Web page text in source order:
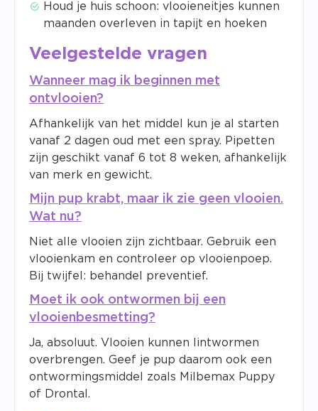
Houd je huis schoon: vlooieneitjes kunnen
maanden overleven in tapijt en hoeken
Veelgestelde vragen
Wanneer mag ik beginnen met
ontvlooien?
Afhankelijk van het middel kun je al starten
vanaf 2 dagen oud met een spray. Pipetten
zijn geschikt vanaf 6 tot 8 weken, afhankelijk
van merk en gewicht.
Mijn pup krabt, maar ik zie geen vlooien.
Wat nu?
Niet alle vlooien zijn zichtbaar. Gebruik een
vlooienkam en controleer op vlooienpoep.
Bij twijfel: behandel preventief.
Moet ik ook ontwormen bij een
vlooienbesmetting?
Ja, absoluut. Vlooien kunnen lintwormen
overbrengen. Geef je pup daarom ook een
ontwormingsmiddel zoals Milbemax Puppy
of Drontal.